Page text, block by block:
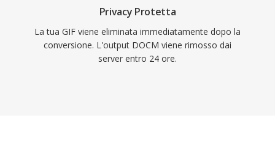
Privacy Protetta
La tua GIF viene eliminata immediatamente dopo la
conversione. L'output DOCM viene rimosso dai
server entro 24 ore.